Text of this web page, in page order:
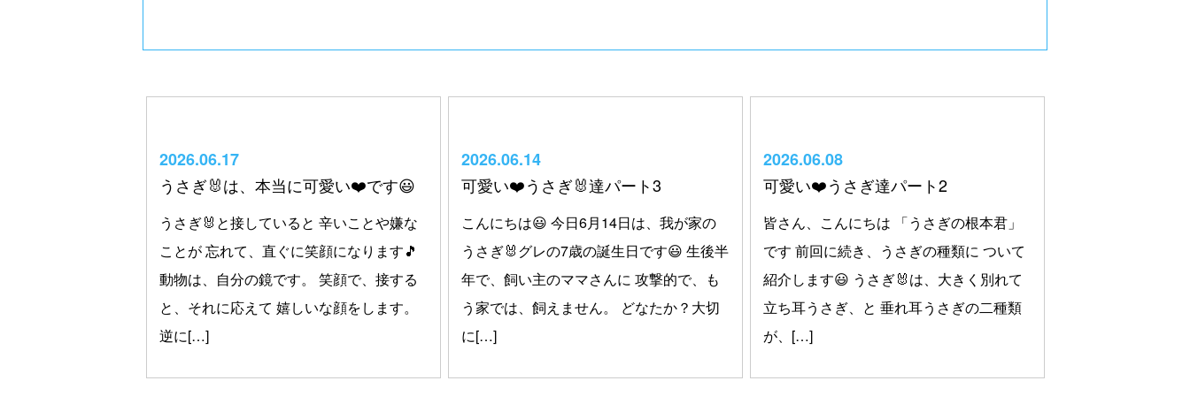
2026.06.17
うさぎ🐰は、本当に可愛い❤️です😃
うさぎ🐰と接していると 辛いことや嫌な
ことが 忘れて、直ぐに笑顔になります🎵
動物は、自分の鏡です。 笑顔で、接する
と、それに応えて 嬉しいな顔をします。
逆に[…]
2026.06.14
可愛い❤️うさぎ🐰達パート3
こんにちは😃 今日6月14日は、我が家の
うさぎ🐰グレの7歳の誕生日です😃 生後半
年で、飼い主のママさんに 攻撃的で、も
う家では、飼えません。 どなたか？大切
に[…]
2026.06.08
可愛い❤️うさぎ達パート2
皆さん、こんにちは 「うさぎの根本君」
です 前回に続き、うさぎの種類に ついて
紹介します😃 うさぎ🐰は、大きく別れて
立ち耳うさぎ、と 垂れ耳うさぎの二種類
が、[…]